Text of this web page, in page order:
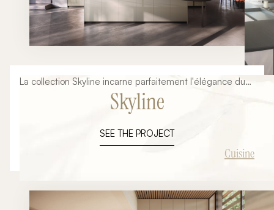
La collection Skyline incarne parfaitement l'élégance du
design italien contemporain. Avec ses lignes épurées,
ses matériaux raffinés et son intégration architecturale
cuisine haut de gamme pensée comme une véritable
pièce de vie. Plus qu'un simple espace de préparation, la
cuisine devient aujourd'hui le cœur de la maison. L'îlot
et les finitions premium participent à la création d'un
environnement chaleureux où esthétique et fonctionnalité
Skyline
SEE THE PROJECT
Cuisine